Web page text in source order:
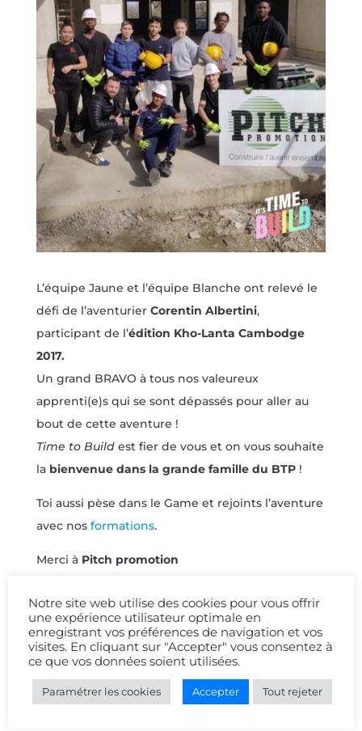
L’équipe Jaune et l’équipe Blanche ont relevé le
défi de l’aventurier Corentin Albertini,
participant de l’édition Kho-Lanta Cambodge
2017.
Un grand BRAVO à tous nos valeureux
apprenti(e)s qui se sont dépassés pour aller au
bout de cette aventure !
Time to Buildest fier de vous et on vous souhaite
la bienvenue dans la grande famille du BTP!
Toi aussi pèse dans le Game et rejoints l’aventure
avec nos formations.
Merci à Pitch promotion
magnifique chantier du château 🏰
Merci à la Fédération Compagnonnique
(toulouse.compagnonsdutourdefrance.org
Lycée Urbain Vitry (
occitanie.fr)
Notre site web utilise des cookies pour vous offrir
une expérience utilisateur optimale en
enregistrant vos préférences de navigation et vos
visites. En cliquant sur "Accepter" vous consentez à
ce que vos données soient utilisées.
Paramétrer les cookies Accepter Tout rejeter